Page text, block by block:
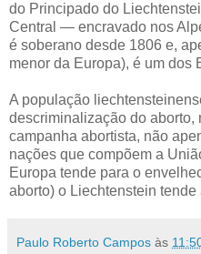
do Principado do
Central — encravado nos
é soberano desde 1806 e,
menor da Europa), é um dos
A população
descriminalização do aborto,
campanha abortista, não
nações que compõem a
Europa tende para o
aborto) o Liechtenstein tende
Paulo Roberto Campos às